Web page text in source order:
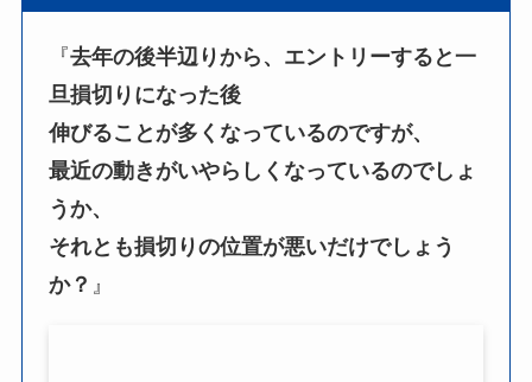
『去年の後半辺りから、エントリーすると一
旦損切りになった後
伸びることが多くなっているのですが、
最近の動きがいやらしくなっているのでしょ
うか、
それとも損切りの位置が悪いだけでしょう
か？ 』